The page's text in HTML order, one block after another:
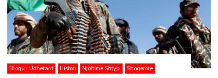
Blogu i Udhëtarit Histori Njoftime Shtypi Shoqerore